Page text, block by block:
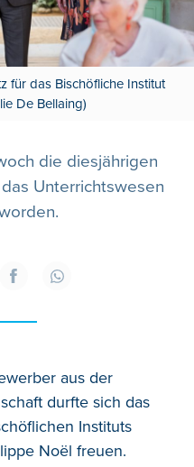
für das Bischöfliche Institut
De Bellaing)
die diesjährigen
Unterrichtswesen
aus der
durfte sich das
Instituts
Noël freuen.